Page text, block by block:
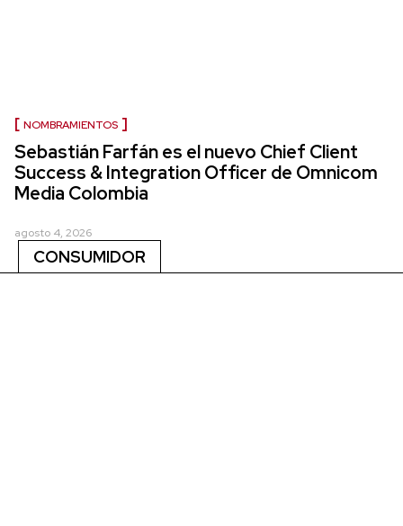
NOMBRAMIENTOS
Sebastián Farfán es el nuevo Chief Client
Success & Integration Officer de Omnicom
Media Colombia
agosto 4, 2026
CONSUMIDOR